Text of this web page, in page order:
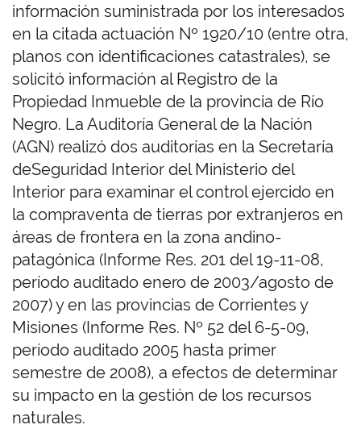
información suministrada por los interesados
en la citada actuación Nº 1920/10 (entre otra,
planos con identificaciones catastrales), se
solicitó información al Registro de la
Propiedad Inmueble de la provincia de Río
Negro. La Auditoría General de la Nación
(AGN) realizó dos auditorías en la Secretaría
deSeguridad Interior del Ministerio del
Interior para examinar el control ejercido en
la compraventa de tierras por extranjeros en
áreas de frontera en la zona andino-
patagónica (Informe Res. 201 del 19-11-08,
período auditado enero de 2003/agosto de
2007) y en las provincias de Corrientes y
Misiones (Informe Res. Nº 52 del 6-5-09,
período auditado 2005 hasta primer
semestre de 2008), a efectos de determinar
su impacto en la gestión de los recursos
naturales.